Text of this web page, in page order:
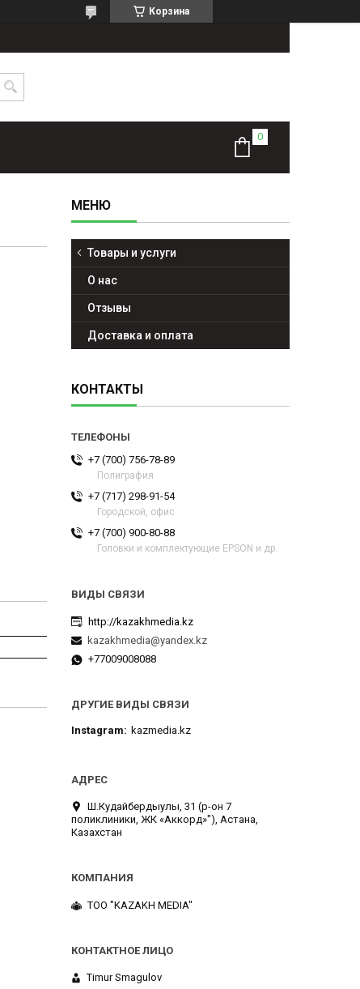
Корзина
Товары и услуги
О нас
Отзывы
Доставка и оплата
КОНТАКТЫ
+7 (700) 756-78-89
Полиграфия
+7 (717) 298-91-54
Городской, офис
+7 (700) 900-80-88
Головки и комплектующие EPSON и др.
http://kazakhmedia.kz
kazakhmedia@yandex.kz
+77009008088
ДРУГИЕ ВИДЫ СВЯЗИ
Instagram kazmedia.kz
Ш.Кудайбердыулы, 31 (р-он 7
поликлиники, ЖК «Аккорд»"), Астана,
Казахстан
TOO "KAZAKH MEDIA"
Timur Smagulov